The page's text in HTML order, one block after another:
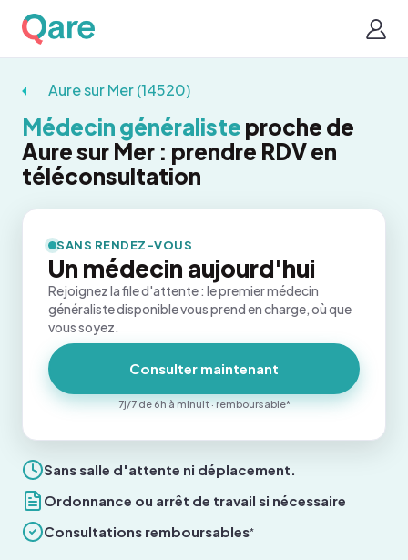
Aure sur Mer (14520)
Médecin généraliste proche de
Aure sur Mer : prendre RDV en
téléconsultation
Sans salle d'attente ni déplacement.
Ordonnance ou arrêt de travail si nécessaire
Consultations remboursables*
SANS RENDEZ-VOUS
Un médecin aujourd'hui
Rejoignez la file d'attente : le premier médecin
généraliste disponible vous prend en charge, où que
vous soyez.
Consulter maintenant
7j/7 de 6h à minuit · remboursable*